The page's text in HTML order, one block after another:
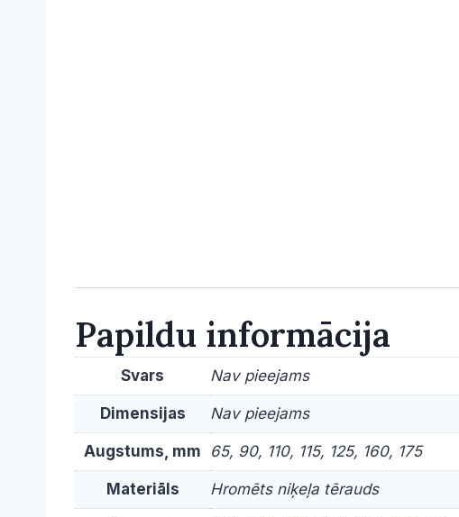
Papildu informācija
Svars Nav pieejams
Dimensijas Nav pieejams
Augstums, mm 65, 90, 110, 115, 125, 160, 175
Materiāls Hromēts niķeļa tērauds